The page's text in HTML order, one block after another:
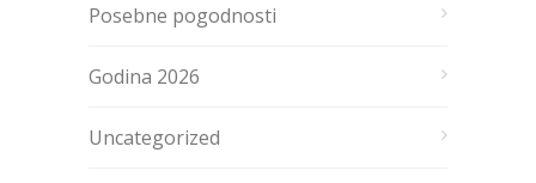
Posebne pogodnosti
Godina 2026
Uncategorized